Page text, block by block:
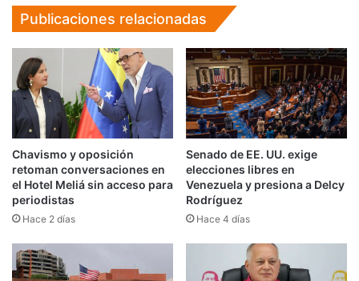
Publicaciones relacionadas
Chavismo y oposición
retoman conversaciones en
el Hotel Meliá sin acceso para
periodistas
Hace 2 días
Senado de EE. UU. exige
elecciones libres en
Venezuela y presiona a Delcy
Rodríguez
Hace 4 días